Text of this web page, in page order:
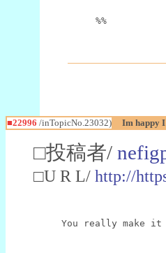
%%
■22996 /inTopicNo.23032) Im happy
□投稿者/
□U R L/ http://
You really make